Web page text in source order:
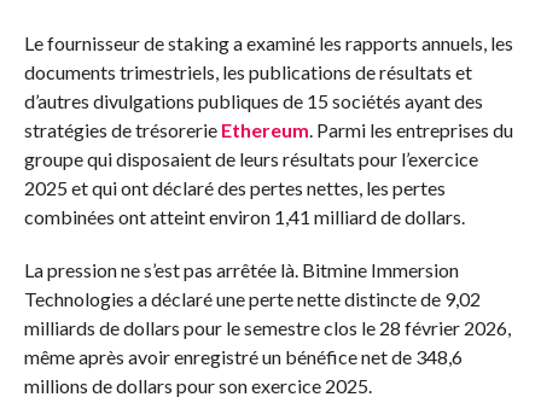
Le fournisseur de staking a examiné les rapports annuels, les
documents trimestriels, les publications de résultats et
d’autres divulgations publiques de 15 sociétés ayant des
stratégies de trésorerie Ethereum. Parmi les entreprises du
groupe qui disposaient de leurs résultats pour l’exercice
2025 et qui ont déclaré des pertes nettes, les pertes
combinées ont atteint environ 1,41 milliard de dollars.
La pression ne s’est pas arrêtée là. Bitmine Immersion
Technologies a déclaré une perte nette distincte de 9,02
milliards de dollars pour le semestre clos le 28 février 2026,
même après avoir enregistré un bénéfice net de 348,6
millions de dollars pour son exercice 2025.